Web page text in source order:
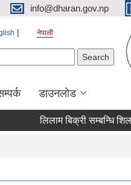
info@dharan.gov.np
नेपाली
डाउनलोड